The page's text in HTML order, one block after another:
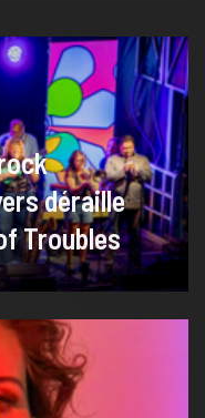
déraille
Troubles